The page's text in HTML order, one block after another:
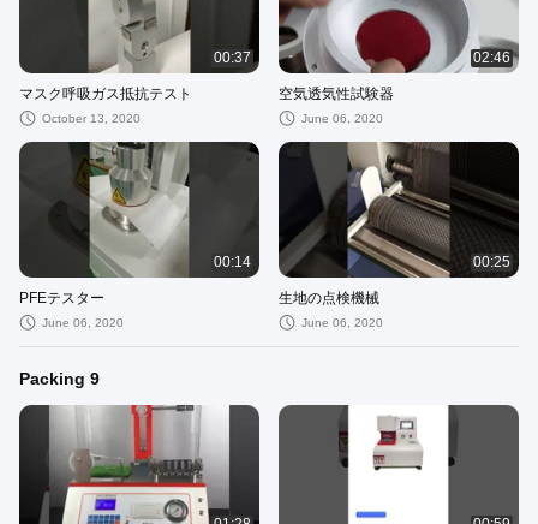
00:37
マスク呼吸ガス抵抗テスト
October 13, 2020
02:46
空気透気性試験器
June 06, 2020
00:14
PFEテスター
June 06, 2020
00:25
生地の点検機械
June 06, 2020
Packing 9